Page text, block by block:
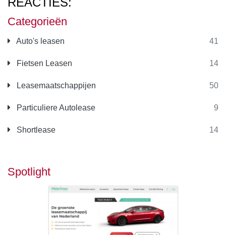
Categorieën
Auto's leasen 41
Fietsen Leasen 14
Leasemaatschappijen 50
Particuliere Autolease 9
Shortlease 14
Spotlight